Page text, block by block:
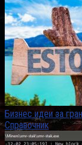
Бизнес идеи за
Справочник